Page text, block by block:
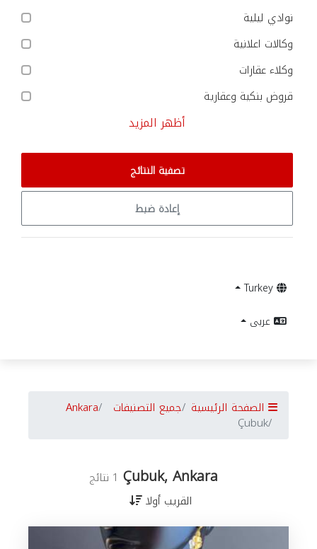
نوادي ليلية
وكالات اعلانية
وكلاء عقارات
قروض بنكية وعقارية
أظهر المزيد
تصفية النتائج
إعادة ضبط
Turkey
عربى
الصفحة الرئيسية جميع التصنيفات Ankara
Çubuk
Çubuk, Ankara 1 نتائج
القريب أولا
جميع